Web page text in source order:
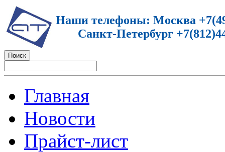
Наши телефоны: Москва
Санкт-Петербург
Главная
Новости
Прайст-лист